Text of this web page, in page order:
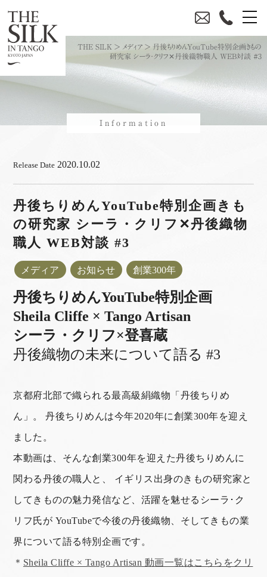
THE SILK > メディア > 丹後ちりめんYouTube特別企画きもの
研究家 シーラ・クリフ✕丹後織物職人 WEB対談 #3
Information
Release Date 2020.10.02
丹後ちりめんYouTube特別企画きも
の研究家 シーラ・クリフ✕丹後織物
職人 WEB対談 #3
メディア お知らせ 創業300年
丹後ちりめんYouTube特別企画
Sheila Cliffe × Tango Artisan
シーラ・クリフ×登喜蔵
丹後織物の未来について語る #3
京都府北部で織られる最高級絹織物「丹後ちりめ
ん」。 丹後ちりめんは今年2020年に創業300年を迎え
ました。
本動画は、そんな創業300年を迎えた丹後ちりめんに
関わる丹後の職人と、 イギリス出身のきもの研究家と
してきものの魅力発信など、活躍を魅せるシーラ･ク
リフ氏が YouTubeで今後の丹後織物、そしてきもの業
界について語る特別企画です。
＊ Sheila Cliffe × Tango Artisan 動画一覧はこちらをクリ